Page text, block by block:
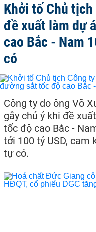
Khởi tố Chủ
đề xuất làm dự
cao Bắc - Nam
có
Công ty do ông Võ
gây chú ý khi đề
tốc độ cao Bắc -
tới 100 tỷ USD, cam
tự có.